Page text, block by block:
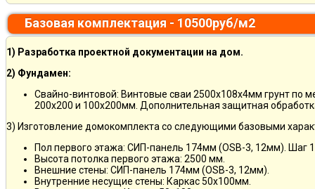
Базовая комплектация - 10500руб/м2
1) Разработка проектной документации на дом.
2) Фундамен:
Свайно-винтовой: Винтовые сваи 2500х108х4мм грунт по
200х200 и 100х200мм. Дополнительная защитная
3) Изготовление домокомплекта со следующими базовыми
Пол первого этажа: СИП-панель 174мм (OSB-3, 12мм). Шаг
Высота потолка первого этажа: 2500 мм.
Внешние стены: СИП-панель 174мм (OSB-3, 12мм).
Внутренние несущие стены: Каркас 50х100мм.